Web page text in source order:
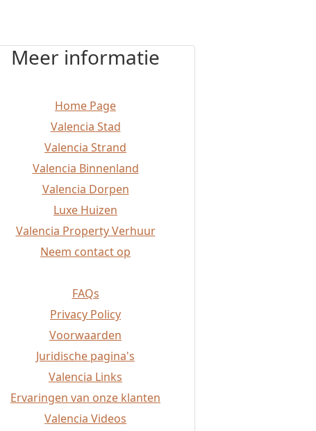
Meer informatie
Home Page
Valencia Stad
Valencia Strand
Valencia Binnenland
Valencia Dorpen
Luxe Huizen
Valencia Property Verhuur
Neem contact op
FAQs
Privacy Policy
Voorwaarden
Juridische pagina's
Valencia Links
Ervaringen van onze klanten
Valencia Videos